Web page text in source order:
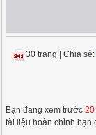
30 trang |Chia sẻ:
Bạn đang xem trước20
tài liệu hoàn chỉnh bạn